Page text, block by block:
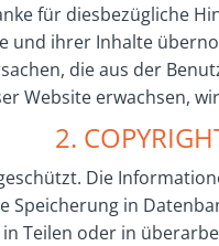
für diesbezügliche
und ihrer Inhalte
die aus der
Website erwachsen,
2.
Die
Speicherung in
Teilen oder in